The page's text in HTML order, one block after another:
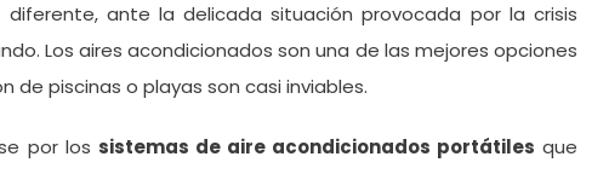
ante la delicada situación provocada por la crisis
Los aires acondicionados son una de las mejores opciones
de piscinas o playas son casi inviables.
por los sistemas de aire acondicionados portátiles que